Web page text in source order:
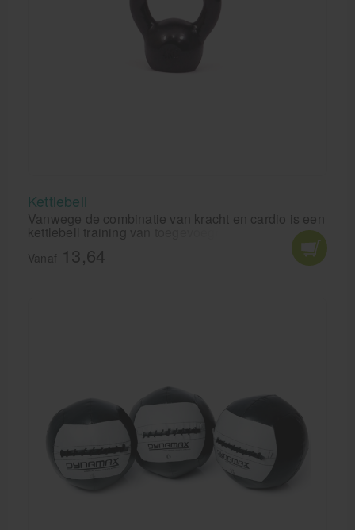
Kettlebell
Vanwege de combinatie van kracht en cardio is een
kettlebell training van toegevoegde waarde voor
iedere vorm van duursport of krachtsport.
Vanaf 13,64